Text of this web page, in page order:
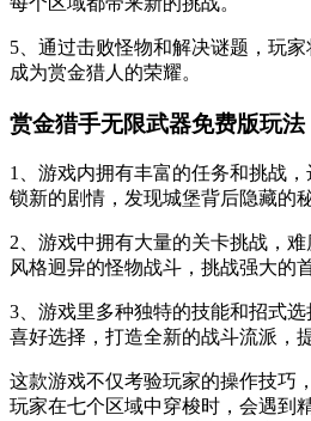
5、通过击败怪物和解决谜题，玩家
成为赏金猎人的荣耀。
赏金猎手无限武器免费版玩法
1、游戏内拥有丰富的任务和挑战
锁新的剧情，发现城堡背后隐藏的秘
2、游戏中拥有大量的关卡挑战，
风格迥异的怪物战斗，挑战强大的首
3、游戏里多种独特的技能和招式
喜好选择，打造全新的战斗流派，
这款游戏不仅考验玩家的操作技巧
玩家在七个区域中穿梭时，会遇到